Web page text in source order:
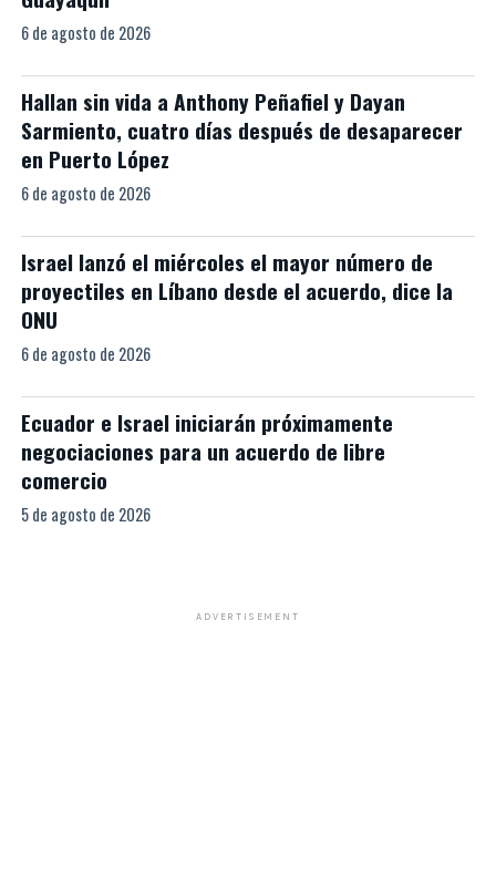
6 de agosto de 2026
Hallan sin vida a Anthony Peñafiel y Dayan
Sarmiento, cuatro días después de desaparecer
en Puerto López
6 de agosto de 2026
Israel lanzó el miércoles el mayor número de
proyectiles en Líbano desde el acuerdo, dice la
ONU
6 de agosto de 2026
Ecuador e Israel iniciarán próximamente
negociaciones para un acuerdo de libre
comercio
5 de agosto de 2026
ADVERTISEMENT